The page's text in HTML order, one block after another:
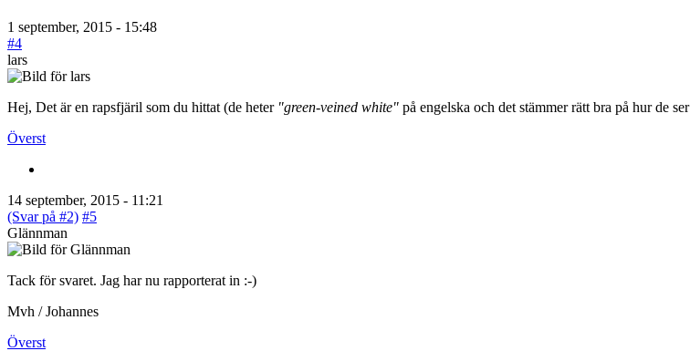
1 september, 2015 - 15:48
#4
lars
Hej, Det är en rapsfjäril som du hittat (de heter "green-veined white" på engelska och det stämmer rätt bra på hur de
Överst
14 september, 2015 - 11:21
(Svar på #2) #5
Glännman
Tack för svaret. Jag har nu rapporterat in :-)
Mvh / Johannes
Överst